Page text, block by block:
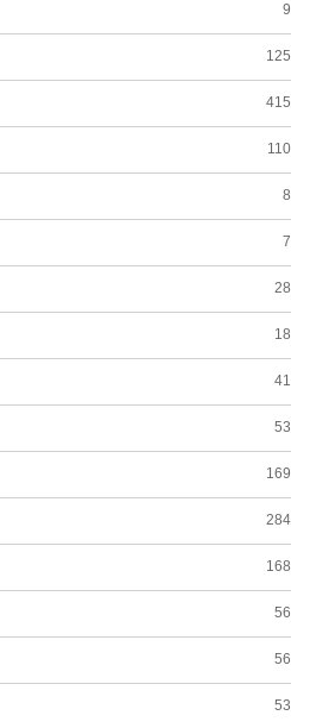
9
125
415
110
8
7
28
18
41
53
169
284
168
56
56
53